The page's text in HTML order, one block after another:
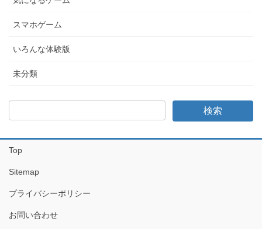
スマホゲーム
いろんな体験版
未分類
Top
Sitemap
プライバシーポリシー
お問い合わせ